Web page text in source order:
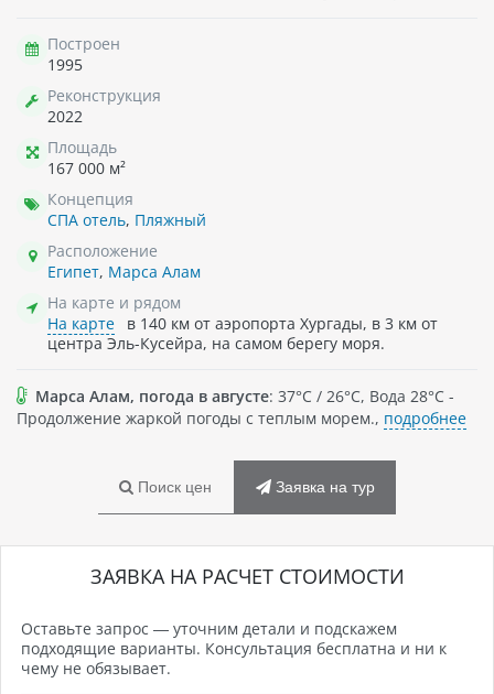
Построен
1995
Реконструкция
2022
Площадь
167 000 м²
Концепция
СПА отель, Пляжный
Расположение
Египет, Марса Алам
На карте и рядом
На карте
в 140 км от аэропорта Хургады, в 3 км от
центра Эль-Кусейра, на самом берегу моря.
Марса Алам, погода в августе: 37°C / 26°C, Вода 28°C -
Продолжение жаркой погоды с теплым морем., подробнее
Поиск цен Заявка на тур
ЗАЯВКА НА РАСЧЕТ СТОИМОСТИ
Оставьте запрос — уточним детали и подскажем
подходящие варианты. Консультация бесплатна и ни к
чему не обязывает.